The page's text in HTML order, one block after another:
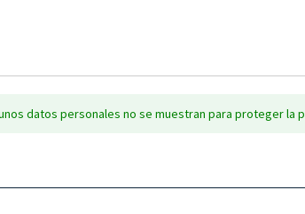
datos personales no se muestran para proteger la